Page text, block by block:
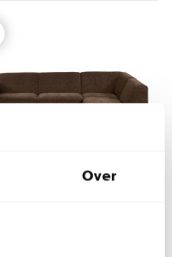
Over